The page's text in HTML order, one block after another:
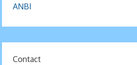
ANBI
Contact